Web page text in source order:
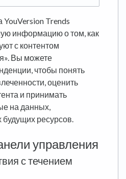
Trends
информацию о том, как
с контентом
Вы можете
чтобы понять
оценить
и принимать
на данных,
ресурсов.
управления
с течением